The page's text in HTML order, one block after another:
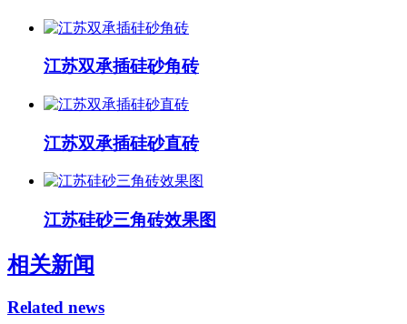
江苏双承插硅砂角砖
江苏双承插硅砂直砖
江苏硅砂三角砖效果图
相关新闻
Related news